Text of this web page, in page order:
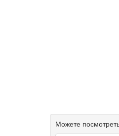
Можете